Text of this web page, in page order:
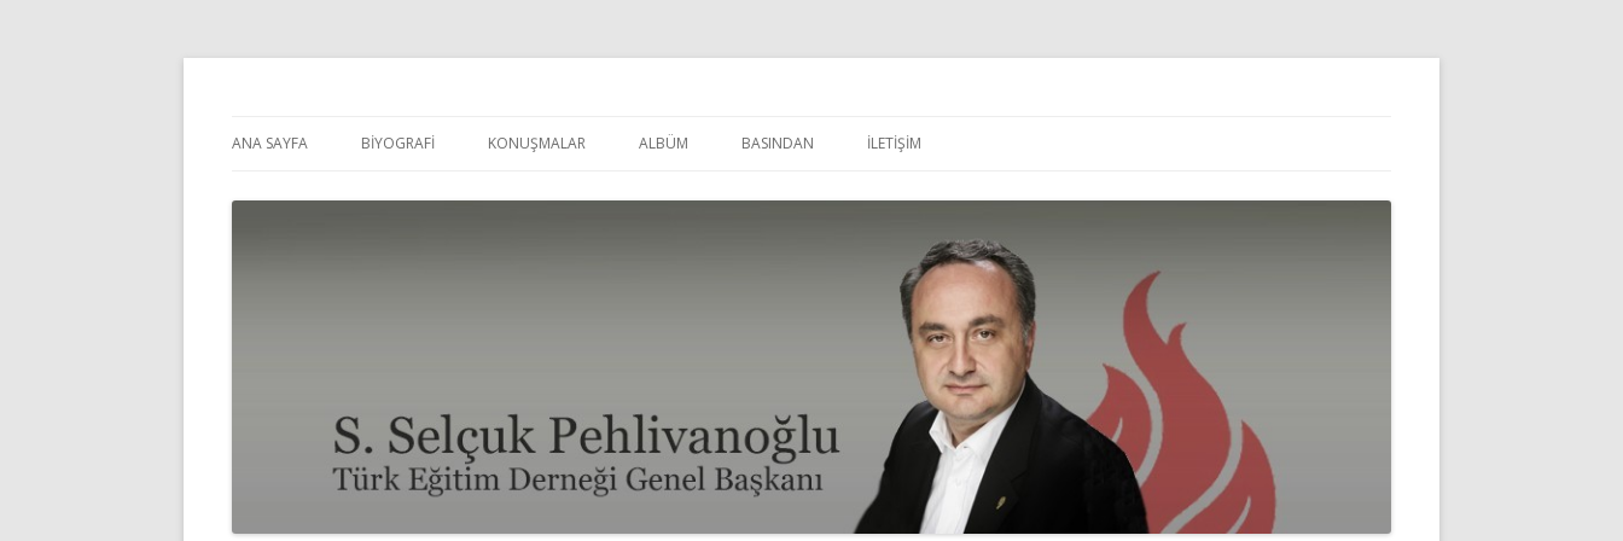
atla
ANA SAYFA BİYOGRAFİ KONUŞMALAR ALBÜM BASINDAN İLETİŞİM